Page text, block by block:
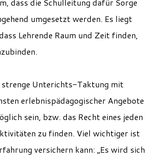
umgesetzt werden. Es liegt
Lehrende Raum und Zeit finden,
strenge Unterichts-Taktung mit
erlebnispädagogischer Angebote
sein, bzw. das Recht eines jeden
zu finden. Viel wichtiger ist
versichern kann: „Es wird sich